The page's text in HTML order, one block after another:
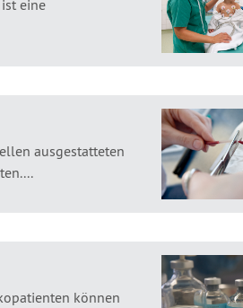
eine
ausgestatteten
können